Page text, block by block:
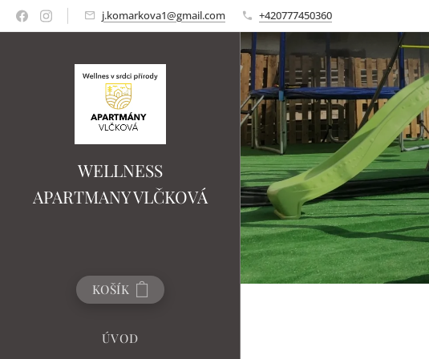
j.komarkova1@gmail.com +420777450360
WELLNESS
APARTMANY VLČKOVÁ
KOŠÍK
ÚVOD